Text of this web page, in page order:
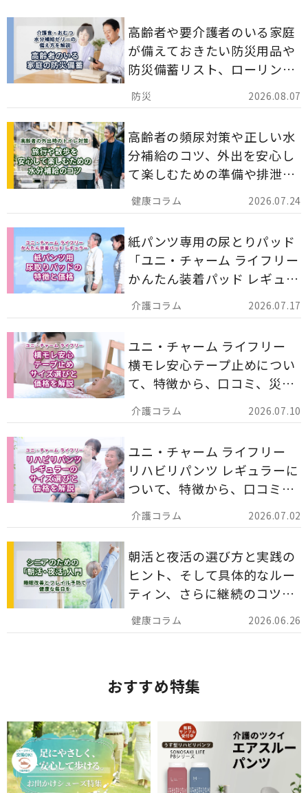
2026.08.07
高齢者や要介護者のいる家庭
が備えておきたい防災用品や
防災備蓄リスト、ローリング
ストックのポイントについて
解説します。
2026.07.24
高齢者の頻尿対策や正しい水
分補給のコツ、外出を安心し
て楽しむための準備や排泄ケ
ア用品の選び方を解説しま
す。
2026.07.17
紙パンツ専用の尿とりパッド
「ユニ・チャーム ライフリー
かんたん装着パッド レギュラ
ー 計162枚」について解説し
ます。
2026.07.10
ユニ・チャーム ライフリー
横モレ安心テープ止めについ
て、特徴から、口コミ、災害
備蓄としての活用法まで分か
りやすく解説します。
2026.07.02
ユニ・チャーム ライフリー
リハビリパンツ レギュラーに
ついて、特徴から、口コミ、
災害備蓄としての活用法まで
分かりやすく解説します。
2026.06.26
朝活と夜活の選び方と実践の
ヒント、そして具体的なルー
ティン、さらに継続のコツま
でを詳しくご紹介します。
おすすめ特集